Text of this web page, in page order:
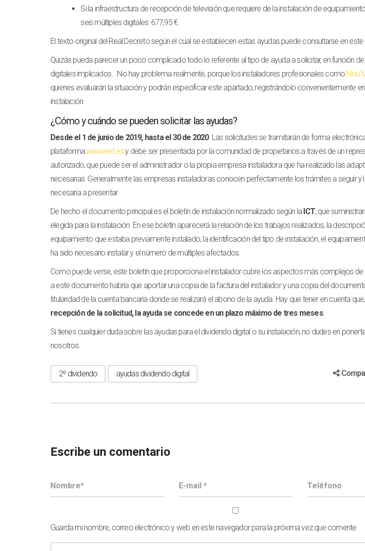
Si la infraestructura de recepción de televisión que requiere de la instalación de
seis múltiples digitales: 677,95 €.
El texto original del Real Decreto según el cual se establecen estas ayudas puede consultarse en
Quizás pueda parecer un poco complicado todo lo referente al tipo de ayuda a solicitar, en función
digitales implicados… No hay problema realmente, porque los instaladores profesionales como Nou
quienes evaluarán la situación y podrán especificar este apartado, registrándolo convenientemente
instalación.
¿Cómo y cuándo se pueden solicitar las ayudas?
Desde el 1 de junio de 2019, hasta el 30 de 2020. Las solicitudes se tramitarán de forma
plataformawww.red.esy debe ser presentada por la comunidad de propietarios a través de un
autorizado, que puede ser el administrador o la propia empresa instaladora que ha realizado las
necesarias. Generalmente las empresas instaladoras conocen perfectamente los trámites a seguir
necesaria a presentar.
De hecho el documento principal es el boletín de instalación normalizado según la ICT, que
elegida para la instalación. En ese boletín aparecerá la relación de los trabajos realizados, la
equipamiento que estaba previamente instalado, la identificación del tipo de instalación, el
ha sido necesario instalar y el número de múltiples afectados.
Como puede verse, este boletín que proporciona el instalador cubre los aspectos más complejos de
a este documento habría que aportar una copia de la factura del instalador y una copia del
titularidad de la cuenta bancaria donde se realizará el abono de la ayuda. Hay que tener en cuenta que,
recepción de la solicitud, la ayuda se concede en un plazo máximo de tres meses.
Si tienes cualquier duda sobre las ayudas para el dividendo digital o su instalación, no dudes en
nosotros.
2º dividendo ayudas dividendo digital
Escribe un comentario
Guarda mi nombre, correo electrónico y web en este navegador para la próxima vez que comente.